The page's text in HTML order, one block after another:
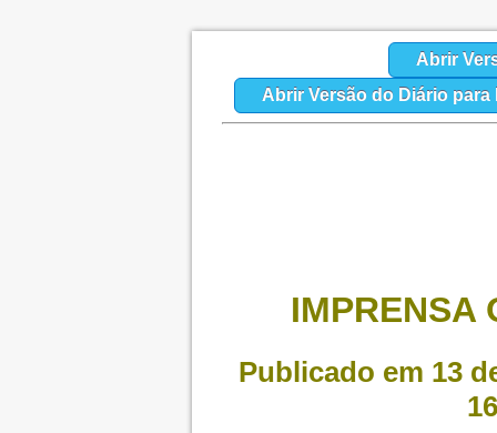
Abrir
Abrir Versão do Diário para
IMPRENSA
Publicado em 13